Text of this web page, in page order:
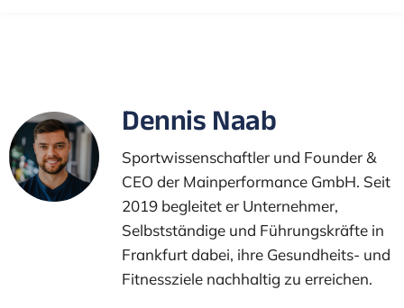
Dennis Naab
Sportwissenschaftler und Founder &
CEO der Mainperformance GmbH. Seit
2019 begleitet er Unternehmer,
Selbstständige und Führungskräfte in
Frankfurt dabei, ihre Gesundheits- und
Fitnessziele nachhaltig zu erreichen.